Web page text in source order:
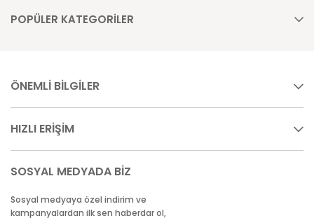
POPÜLER KATEGORİLER
ÖNEMLİ BİLGİLER
HIZLI ERİŞİM
SOSYAL MEDYADA BİZ
Sosyal medyaya özel indirim ve
kampanyalardan ilk sen haberdar ol,